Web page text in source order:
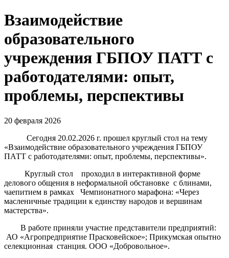
Взаимодействие
образовательного
учреждения ГБПОУ ПАТТ с
работодателями: опыт,
проблемы, перспективы
20 февраля 2026
Сегодня 20.02.2026 г. прошел круглый стол на тему
«Взаимодействие образовательного учреждения ГБПОУ
ПАТТ с работодателями: опыт, проблемы, перспективы».
Круглый стол проходил в интерактивной форме
делового общения в неформальной обстановке с блинами,
чаепитием в рамках Чемпионатного марафона: «Через
масленичные традиции к единству народов и вершинам
мастерства».
В работе приняли участие представители предприятий:
АО «Агропредприятие Прасковейское»; Прикумская опытно
селекционная станция. ООО «Добровольное».